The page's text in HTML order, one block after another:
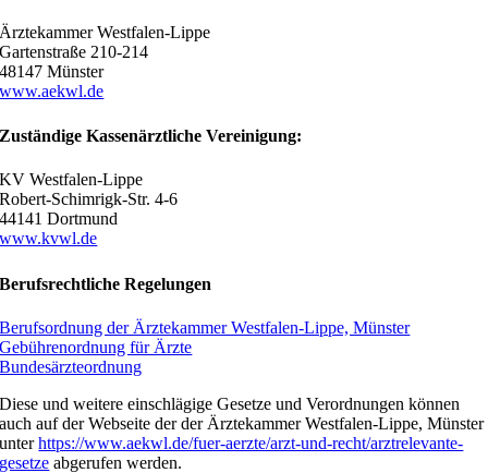
Ärztekammer Westfalen-Lippe
Gartenstraße 210-214
48147 Münster
www.aekwl.de
Zuständige Kassenärztliche Vereinigung:
KV Westfalen-Lippe
Robert-Schimrigk-Str. 4-6
44141 Dortmund
www.kvwl.de
Berufsrechtliche Regelungen
Berufsordnung der Ärztekammer Westfalen-Lippe, Münster
Gebührenordnung für Ärzte
Bundesärzteordnung
Diese und weitere einschlägige Gesetze und Verordnungen können
auch auf der Webseite der der Ärztekammer Westfalen-Lippe, Münster
unterhttps://www.aekwl.de/fuer-aerzte/arzt-und-recht/arztrelevante-
gesetze abgerufen werden.